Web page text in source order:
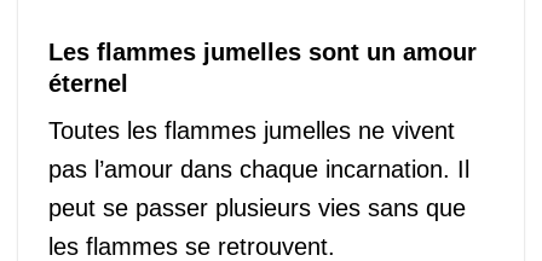
Les flammes jumelles sont un amour
éternel
Toutes les flammes jumelles ne vivent
pas l’amour dans chaque incarnation. Il
peut se passer plusieurs vies sans que
les flammes se retrouvent.